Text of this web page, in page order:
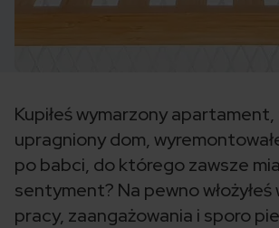
Kupiłeś wymarzony apartament,
upragniony dom,
po babci, do którego zawsze
sentyment? Na pewno
pracy, zaangażowania i sporo